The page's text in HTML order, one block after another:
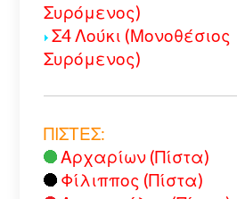
Συρόμενος)
Σ4 Λούκι (Μονοθέσιος
Συρόμενος)
ΠΙΣΤΕΣ:
Αρχαρίων (Πίστα)
Φίλιππος (Πίστα)